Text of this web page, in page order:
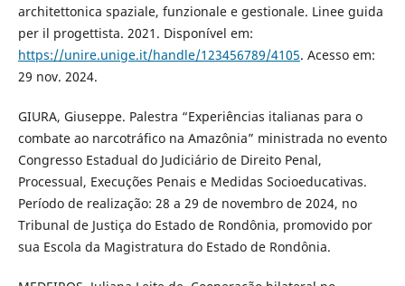
architettonica spaziale, funzionale e gestionale. Linee guida
per il progettista. 2021. Disponível em:
https://unire.unige.it/handle/123456789/4105. Acesso em:
29 nov. 2024.
GIURA, Giuseppe. Palestra “Experiências italianas para o
combate ao narcotráfico na Amazônia” ministrada no evento
Congresso Estadual do Judiciário de Direito Penal,
Processual, Execuções Penais e Medidas Socioeducativas.
Período de realização: 28 a 29 de novembro de 2024, no
Tribunal de Justiça do Estado de Rondônia, promovido por
sua Escola da Magistratura do Estado de Rondônia.